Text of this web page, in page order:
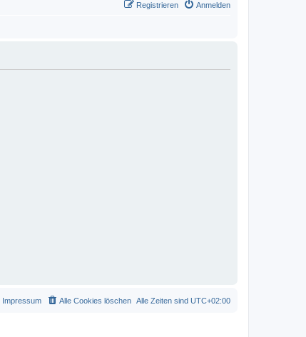
Anmelden
Registrieren
Alle Zeiten sind UTC+02:00
Alle Cookies löschen
Impressum